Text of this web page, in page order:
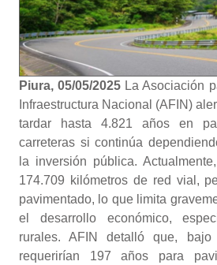
Piura, 05/05/2025 La Asociación
Infraestructura Nacional (AFIN)
tardar hasta 4.821 años en
carreteras si continúa
la inversión pública.
174.709 kilómetros de red vial,
pavimentado, lo que limita
el desarrollo económico,
rurales. AFIN detalló que,
requerirían 197 años para